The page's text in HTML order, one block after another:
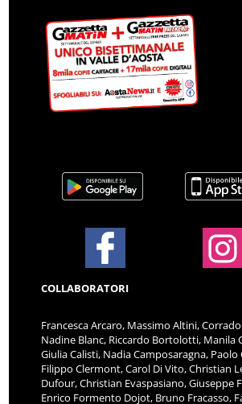
COLLABORATORI
Francesca Arcaro, Massimo Altini,
Nadine Blanc, Riccardo Bortolotti, Manila
Giulia Calisti, Nadia Camposaragna, Paolo
Filippo Clermont, Carol Di Vito, Christian
Dufour, Christian Evaspasiano, Giuseppe
Enrico Formento Dojot, Bruno Fracasso,